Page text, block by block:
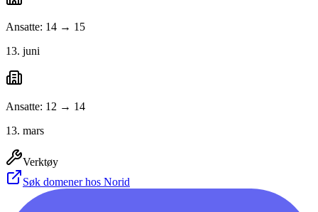
Ansatte: 14 → 15
13. juni
Ansatte: 12 → 14
13. mars
Verktøy
Søk domener hos Norid